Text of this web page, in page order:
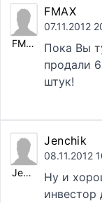
FMAX
FMAX
07.11.2012
Пока Вы
продали
штук!
Jenchik
Jenchik
08.11.2012
Ну и
инвестор